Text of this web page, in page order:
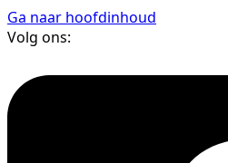
Ga naar hoofdinhoud
Volg ons: